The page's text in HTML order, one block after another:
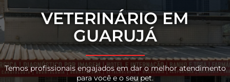
EM
o melhor atendimento
Especialistas
que vão garantir o
tratamento certo para